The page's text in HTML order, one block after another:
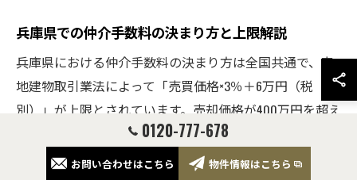
兵庫県での仲介手数料の決まり方と上限解説
兵庫県における仲介手数料の決まり方は全国共通で、宅
地建物取引業法によって「売買価格×3％＋6万円（税
別）」が上限とされています。売却価格が400万円を超え
る場合、この上限が適用されます。
仲介手数料は、売却側・購入側のどちらが支払うか契約
0120-777-678
お問い合わせはこちら 物件情報はこちら